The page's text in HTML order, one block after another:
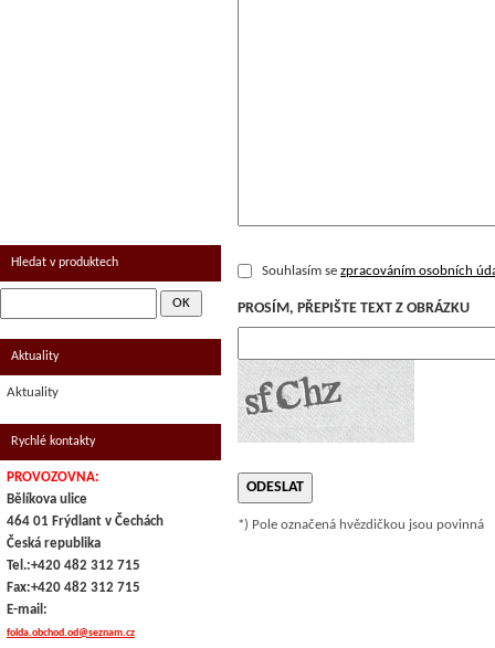
Souhlasím sezpracováním osobních
PROSÍM, PŘEPIŠTE TEXT Z OBRÁZKU
*) Pole označená hvězdičkou jsou povinná
Hledat v produktech
Aktuality
Aktuality
Rychlé kontakty
PROVOZOVNA:
Bělíkova ulice
464 01 Frýdlant v Čechách
Česká republika
Tel.:+420 482 312 715
Fax:+420 482 312 715
E-mail:
folda.obchod.od@seznam.cz